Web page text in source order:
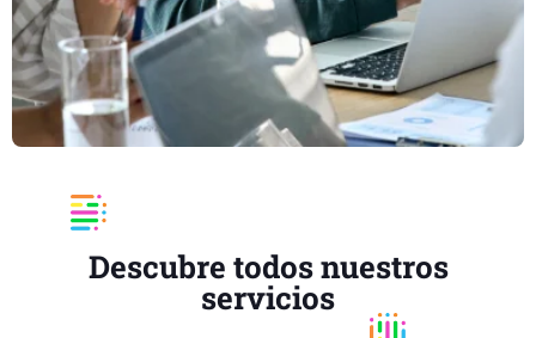
Descubre todos nuestros
servicios